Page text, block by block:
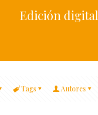
Edición digital
Tags Autores